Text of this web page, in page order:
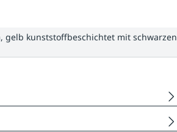
gelb kunststoffbeschichtet mit schwarzen